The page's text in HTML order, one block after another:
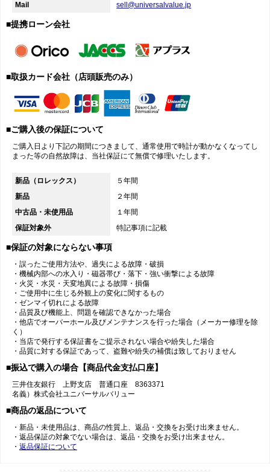
Mail
sell@universalvalue.jp
■提携ローン会社
■取扱カード会社（店頭販売のみ）
■ご購入後の保証について
ご購入日より下記の期間につきまして、通常使用で時計が動かなくなってし
まった等の自然故障は、当社保証にて無償で修理いたします。
新品（ロレックス）
５年間
新品
２年間
中古品・未使用品
１年間
保証対象外
特記事項に記載
■保証の対象にならない事項
・誤ったご使用方法や、過失による故障・破損
・機械内部への水入り・磁器帯び・落下・強い衝撃による故障
・火災・水災・天変地異による故障・損傷
・ご使用中に生じる外観上の変化に関するもの
・ゼンマイ切れによる故障
・品質及び機能上、問題を確認できなかった場合
・他店でオーバーホール及びメンテナンスを行った場合（メーカー修理を除
く）
・当店で発行する保証書をご提示されない場合や紛失した場合
・品質に対する保証であって、盗難や紛失の補償は致しておりません
■振込で購入の場合【商品代金支払口座】
三井住友銀行 上野支店 普通口座 8363371
名義）株式会社ユニバーサルバリュー
■商品の返品について
・新品・未使用品は、商品の性質上、返品・交換をお受け出来ません。
・返品保証の対象でない場合は、返品・交換をお受け出来ません。
・ 返品保証について